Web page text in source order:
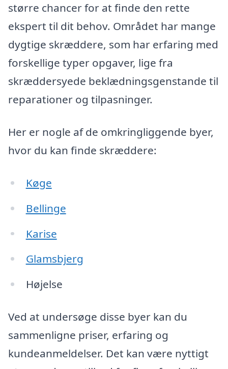
større chancer for at finde den rette
ekspert til dit behov. Området har mange
dygtige skræddere, som har erfaring med
forskellige typer opgaver, lige fra
skræddersyede beklædningsgenstande til
reparationer og tilpasninger.
Her er nogle af de omkringliggende byer,
hvor du kan finde skræddere:
Køge
Bellinge
Karise
Glamsbjerg
Højelse
Ved at undersøge disse byer kan du
sammenligne priser, erfaring og
kundeanmeldelser. Det kan være nyttigt